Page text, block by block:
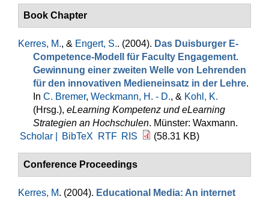
Book Chapter
Kerres, M., & Engert, S.. (2004). Das Duisburger E-
Competence-Modell für Faculty Engagement.
Gewinnung einer zweiten Welle von Lehrenden
für den innovativen Medieneinsatz in der Lehre.
In C. Bremer, Weckmann, H. - D., & Kohl, K.
(Hrsg.), eLearning Kompetenz und eLearning
Strategien an Hochschulen. Münster: Waxmann.
Scholar |
BibTeX RTF RIS (58.31 KB)
Conference Proceedings
Kerres, M. (2004). Educational Media: An internet